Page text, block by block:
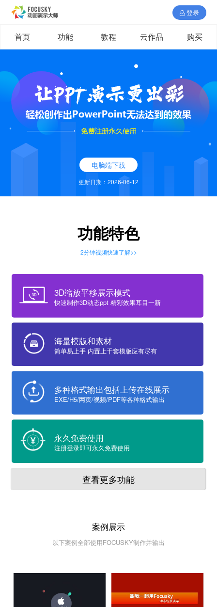
登录
首页 功能 教程 云作品 购买
电脑端下载
更新日期：2026-06-12
功能特色
2分钟视频快速了解>>
3D缩放平移展示模式
快速制作3D动态ppt 精彩效果耳目一新
海量模版和素材
简单易上手 内置上千套模版应有尽有
多种格式输出包括上传在线展示
EXE/H5/网页/视频/PDF等各种格式输出
永久免费使用
注册登录即可永久免费使用
查看更多功能
案例展示
以下案例全部使用FOCUSKY制作并输出